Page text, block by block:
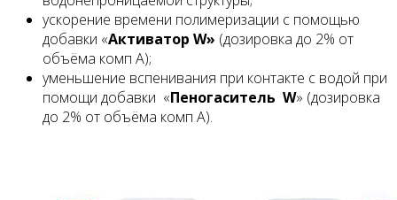
ускорение времени полимеризации c помощью
добавки «Активатор W» (дозировка до 2% от
объёма комп А);
уменьшение вспенивания при контакте с водой при
помощи добавки «Пеногаситель W» (дозировка
до 2% от объёма комп А).